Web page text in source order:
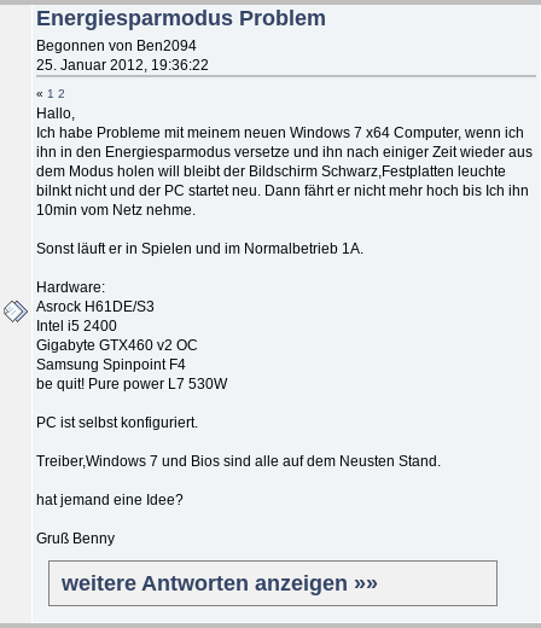
Energiesparmodus Problem
Begonnen von Ben2094
25. Januar 2012, 19:36:22
« 1 2
Hallo,
Ich habe Probleme mit meinem neuen Windows 7 x64 Computer, wenn ich
ihn in den Energiesparmodus versetze und ihn nach einiger Zeit wieder aus
dem Modus holen will bleibt der Bildschirm Schwarz,Festplatten leuchte
bilnkt nicht und der PC startet neu. Dann fährt er nicht mehr hoch bis Ich ihn
10min vom Netz nehme.
Sonst läuft er in Spielen und im Normalbetrieb 1A.
Hardware:
Asrock H61DE/S3
Intel i5 2400
Gigabyte GTX460 v2 OC
Samsung Spinpoint F4
be quit! Pure power L7 530W
PC ist selbst konfiguriert.
Treiber,Windows 7 und Bios sind alle auf dem Neusten Stand.
hat jemand eine Idee?
Gruß Benny
weitere Antworten anzeigen »»